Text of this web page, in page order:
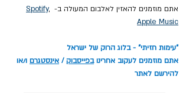
אתם מוזמנים להאזין לאלבום המעולה ב- Spotify,
Apple Music
"עימות חזיתי" - בלוג הרוק של ישראל
אתם מוזמנים לעקוב אחרינו בפייסבוק / אינסטגרם ו/או
להירשם לאתר